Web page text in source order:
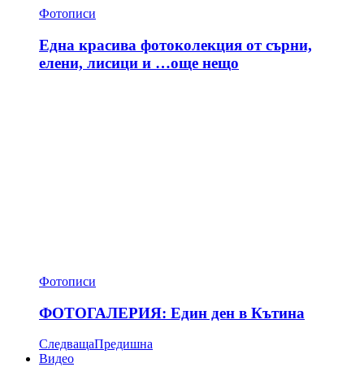
Фотописи
Една красива фотоколекция от сърни,
елени, лисици и …още нещо
Фотописи
ФОТОГАЛЕРИЯ: Един ден в Кътина
СледващаПредишна
Видео